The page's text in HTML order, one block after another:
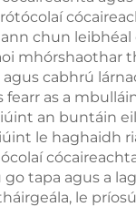
chun
mhórshaothar
cabhrú
as a
an buntáin
le haghaidh
tapa agus a
le